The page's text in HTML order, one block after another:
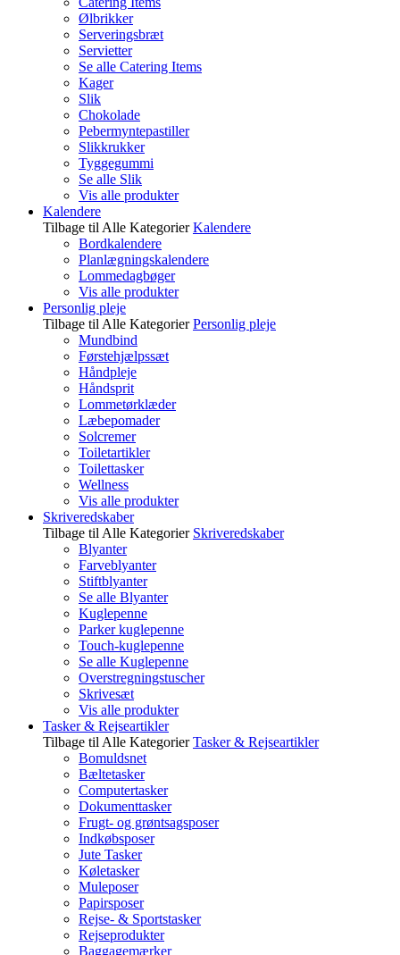
Ølbrikker
Serveringsbræt
Servietter
Se alle Catering Items
Kager
Slik
Chokolade
Pebermyntepastiller
Slikkrukker
Tyggegummi
Se alle Slik
Vis alle produkter
Kalendere
Tilbage til Alle Kategorier Kalendere
Bordkalendere
Planlægningskalendere
Lommedagbøger
Vis alle produkter
Personlig pleje
Tilbage til Alle Kategorier Personlig pleje
Mundbind
Førstehjælpssæt
Håndpleje
Håndsprit
Lommetørklæder
Læbepomader
Solcremer
Toiletartikler
Toilettasker
Wellness
Vis alle produkter
Skriveredskaber
Tilbage til Alle Kategorier Skriveredskaber
Blyanter
Farveblyanter
Stiftblyanter
Se alle Blyanter
Kuglepenne
Parker kuglepenne
Touch-kuglepenne
Se alle Kuglepenne
Overstregningstuscher
Skrivesæt
Vis alle produkter
Tasker & Rejseartikler
Tilbage til Alle Kategorier Tasker & Rejseartikler
Bomuldsnet
Bæltetasker
Computertasker
Dokumenttasker
Frugt- og grøntsagsposer
Indkøbsposer
Jute Tasker
Køletasker
Muleposer
Papirsposer
Rejse- & Sportstasker
Rejseprodukter
Baggagemærker